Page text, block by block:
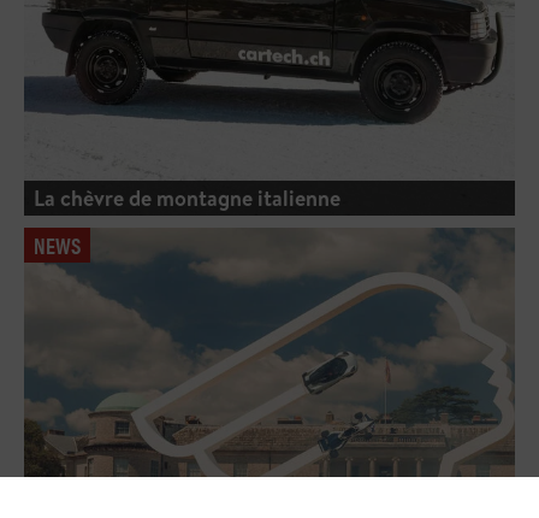
La chèvre de montagne italienne
NEWS